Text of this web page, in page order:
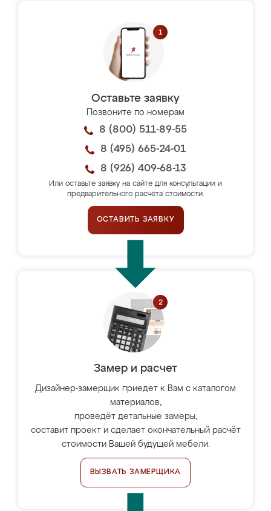
Оставьте заявку
Позвоните по номерам
8 (800) 511-89-55
8 (495) 665-24-01
8 (926) 409-68-13
Или оставьте заявку на сайте для консультации и
предварительного расчёта стоимости.
ОСТАВИТЬ ЗАЯВКУ
Замер и расчет
Дизайнер-замерщик приедет к Вам с каталогом
материалов,
проведёт детальные замеры,
составит проект и сделает окончательный расчёт
стоимости Вашей будущей мебели.
ВЫЗВАТЬ ЗАМЕРЩИКА